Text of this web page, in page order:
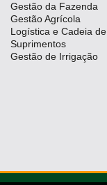
Gestão da Fazenda
Gestão Agrícola
Logística e Cadeia de
Suprimentos
Gestão de Irrigação